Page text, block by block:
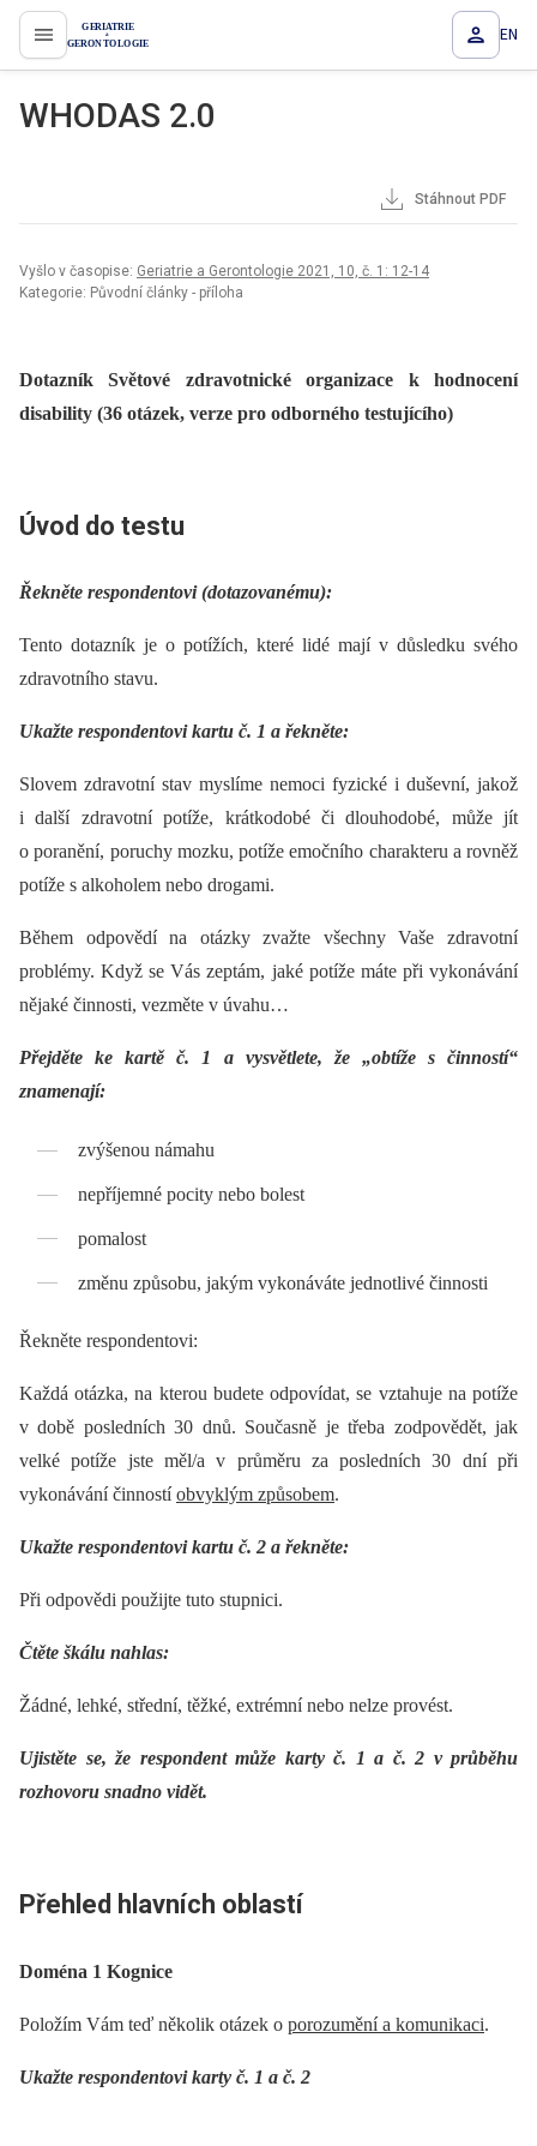
proLékaře.cz EN
WHODAS 2.0
Stáhnout PDF
Vyšlo v časopise: Geriatrie a Gerontologie 2021, 10, č. 1: 12-14
Kategorie: Původní články - příloha
Dotazník Světové zdravotnické organizace k hodnocení
disability (36 otázek, verze pro odborného testujícího)
Úvod do testu
Řekněte respondentovi (dotazovanému):
Tento dotazník je o potížích, které lidé mají v důsledku svého
zdravotního stavu.
Ukažte respondentovi kartu č. 1 a řekněte:
Slovem zdravotní stav myslíme nemoci fyzické i duševní, jakož
i další zdravotní potíže, krátkodobé či dlouhodobé, může jít
o poranění, poruchy mozku, potíže emočního charakteru a rovněž
potíže s alkoholem nebo drogami.
Během odpovědí na otázky zvažte všechny Vaše zdravotní
problémy. Když se Vás zeptám, jaké potíže máte při vykonávání
nějaké činnosti, vezměte v úvahu…
Přejděte ke kartě č. 1 a vysvětlete, že „obtíže s činností“
znamenají:
zvýšenou námahu
nepříjemné pocity nebo bolest
pomalost
změnu způsobu, jakým vykonáváte jednotlivé činnosti
Řekněte respondentovi:
Každá otázka, na kterou budete odpovídat, se vztahuje na potíže
v době posledních 30 dnů. Současně je třeba zodpovědět, jak
velké potíže jste měl/a v průměru za posledních 30 dní při
vykonávání činnostíobvyklým způsobem.
Ukažte respondentovi kartu č. 2 a řekněte:
Při odpovědi použijte tuto stupnici.
Čtěte škálu nahlas:
Žádné, lehké, střední, těžké, extrémní nebo nelze provést.
Ujistěte se, že respondent může karty č. 1 a č. 2 v průběhu
rozhovoru snadno vidět.
Přehled hlavních oblastí
Doména 1 Kognice
Položím Vám teď několik otázek o porozumění a komunikaci.
Ukažte respondentovi karty č. 1 a č. 2